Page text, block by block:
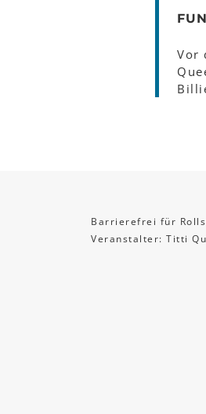
Vor
Barrierefrei für
Veranstalter: Titti